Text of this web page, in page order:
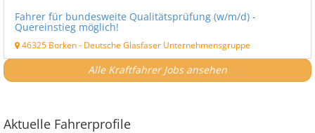
Fahrer für bundesweite Qualitätsprüfung (w/m/d) -
Quereinstieg möglich!
46325 Borken- Deutsche Glasfaser Unternehmensgruppe
Alle Kraftfahrer Jobs ansehen
Aktuelle Fahrerprofile